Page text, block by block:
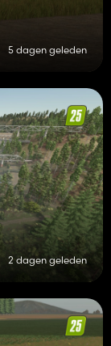
5 dagen geleden
2 dagen geleden